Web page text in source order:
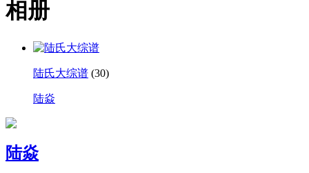
相册
陆氏大综谱 (30)
陆焱
陆焱